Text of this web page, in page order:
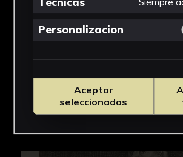
IMÁGENES
Personalizacion
Aceptar
seleccionadas